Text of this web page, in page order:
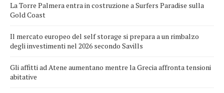
La Torre Palmera entra in costruzione a Surfers Paradise sulla
Gold Coast
Il mercato europeo del self storage si prepara a un rimbalzo
degli investimenti nel 2026 secondo Savills
Gli affitti ad Atene aumentano mentre la Grecia affronta tensioni
abitative